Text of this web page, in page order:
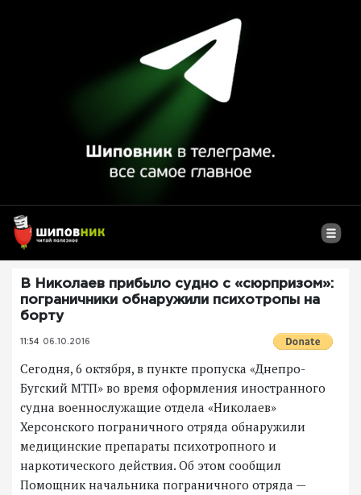
В Николаев прибыло судно с «сюрпризом»:
пограничники обнаружили психотропы на
борту
11:54 06.10.2016
Сегодня, 6 октября, в пункте пропуска «Днепро-
Бугский МТП» во время оформления иностранного
судна военнослужащие отдела «Николаев»
Херсонского пограничного отряда обнаружили
медицинские препараты психотропного и
наркотического действия. Об этом сообщил
Помощник начальника пограничного отряда —